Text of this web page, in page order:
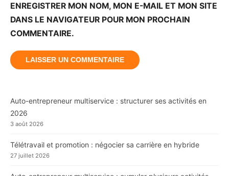
ENREGISTRER MON NOM, MON E-MAIL ET MON SITE
DANS LE NAVIGATEUR POUR MON PROCHAIN
COMMENTAIRE.
Auto-entrepreneur multiservice : structurer ses activités en
2026
3 août 2026
Télétravail et promotion : négocier sa carrière en hybride
27 juillet 2026